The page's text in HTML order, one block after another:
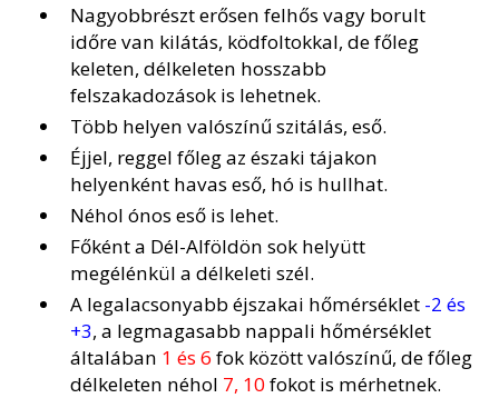
Nagyobbrészt erősen felhős vagy borult
időre van kilátás, ködfoltokkal, de főleg
keleten, délkeleten hosszabb
felszakadozások is lehetnek.
Több helyen valószínű szitálás, eső.
Éjjel, reggel főleg az északi tájakon
helyenként havas eső, hó is hullhat.
Néhol ónos eső is lehet.
Főként a Dél-Alföldön sok helyütt
megélénkül a délkeleti szél.
A legalacsonyabb éjszakai hőmérséklet -2 és
+3, a legmagasabb nappali hőmérséklet
általában 1 és 6 fok között valószínű, de főleg
délkeleten néhol 7, 10fokot is mérhetnek.